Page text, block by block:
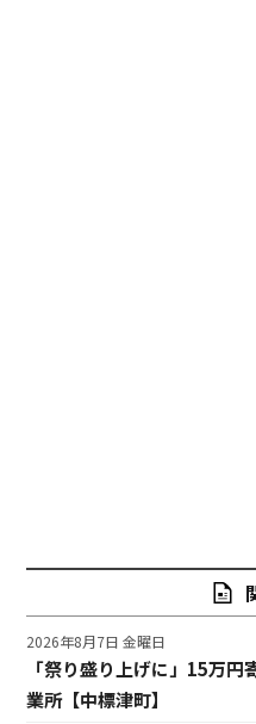
「祭り盛り上げに」15万
業所【中標津町】
2026年8月7日 金曜日